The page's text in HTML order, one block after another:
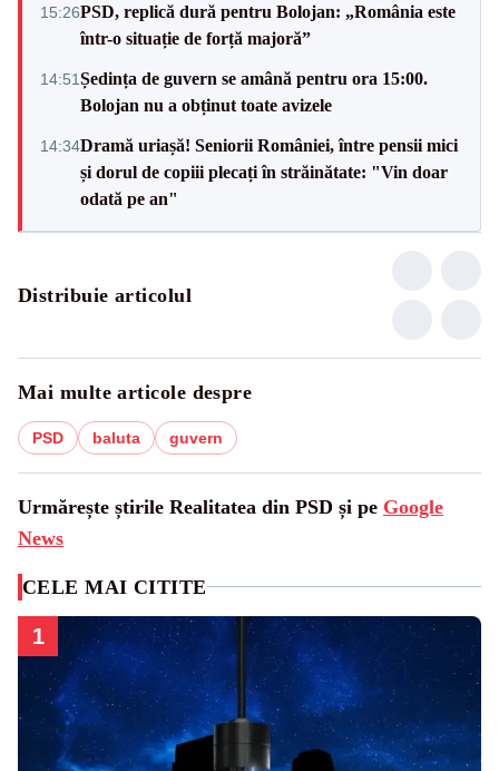
15:26PSD, replică dură pentru Bolojan: „România este
într-o situație de forță majoră”
14:51Ședința de guvern se amână pentru ora 15:00.
Bolojan nu a obținut toate avizele
14:34Dramă uriașă! Seniorii României, între pensii mici
și dorul de copiii plecați în străinătate: "Vin doar
odată pe an"
Distribuie articolul
Mai multe articole despre
PSD baluta guvern
Urmărește știrile Realitatea din PSD și pe Google
News
CELE MAI CITITE
1